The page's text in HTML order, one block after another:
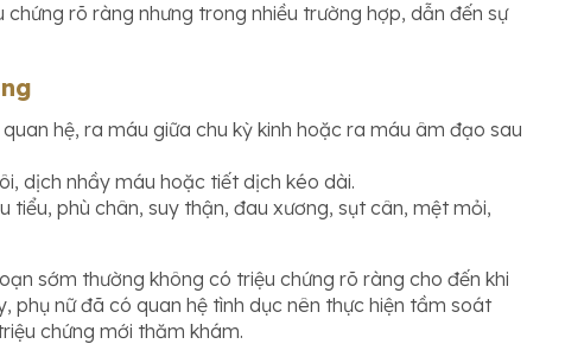
rõ ràng nhưng trong nhiều trường hợp, dẫn đến sự
hệ, ra máu giữa chu kỳ kinh hoặc ra máu âm đạo sau
dịch nhầy máu hoặc tiết dịch kéo dài.
tiểu, phù chân, suy thận, đau xương, sụt cân, mệt mỏi,
sớm thường không có triệu chứng rõ ràng cho đến khi
phụ nữ đã có quan hệ tình dục nên thực hiện tầm soát
chứng mới thăm khám.